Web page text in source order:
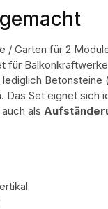
Garten für 2
für
Betonsteine
Set eignet sich
als